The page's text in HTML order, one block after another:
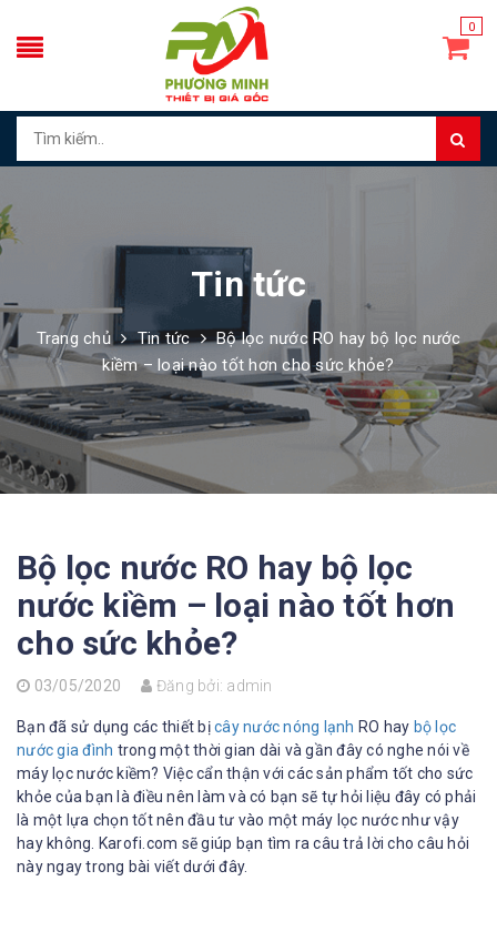
0
Tin tức
Trang chủ Tin tức
Bộ lọc nước RO hay bộ lọc nước
kiềm – loại nào tốt hơn cho sức khỏe?
Bộ lọc nước RO hay bộ lọc
nước kiềm – loại nào tốt hơn
cho sức khỏe?
03/05/2020 Đăng bởi: admin
Bạn đã sử dụng các thiết bịcây nước nóng lạnh RO hay bộ lọc
nước gia đình trong một thời gian dài và gần đây có nghe nói về
máy lọc nước kiềm? Việc cẩn thận với các sản phẩm tốt cho sức
khỏe của bạn là điều nên làm và có bạn sẽ tự hỏi liệu đây có phải
là một lựa chọn tốt nên đầu tư vào một máy lọc nước như vậy
hay không. Karofi.com sẽ giúp bạn tìm ra câu trả lời cho câu hỏi
này ngay trong bài viết dưới đây.